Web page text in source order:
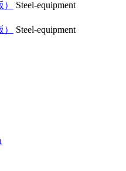
Steel-equipment
Steel-equipment